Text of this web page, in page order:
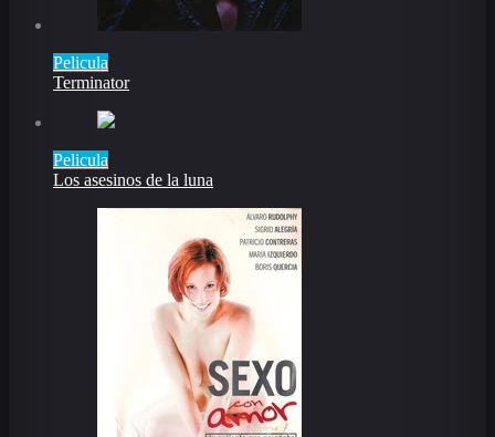
Pelicula
Terminator
Pelicula
Los asesinos de la luna